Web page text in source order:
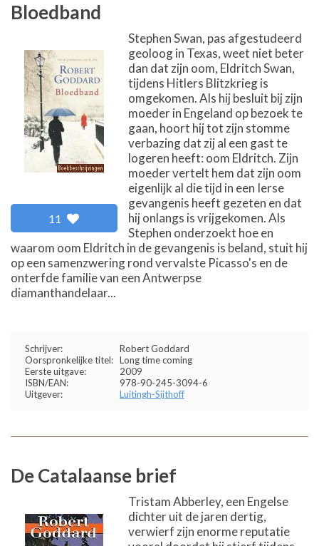
Bloedband
11
Stephen Swan, pas afgestudeerd
geoloog in Texas, weet niet beter
dan dat zijn oom, Eldritch Swan,
tijdens Hitlers Blitzkrieg is
omgekomen. Als hij besluit bij zijn
moeder in Engeland op bezoek te
gaan, hoort hij tot zijn stomme
verbazing dat zij al een gast te
logeren heeft: oom Eldritch. Zijn
moeder vertelt hem dat zijn oom
eigenlijk al die tijd in een Ierse
gevangenis heeft gezeten en dat
hij onlangs is vrijgekomen. Als
Stephen onderzoekt hoe en
waarom oom Eldritch in de gevangenis is beland, stuit hij
op een samenzwering rond vervalste Picasso's en de
onterfde familie van een Antwerpse
diamanthandelaar...
Schrijver:
Robert Goddard
Oorspronkelijke titel: Long time coming
Eerste uitgave:
2009
ISBN/EAN:
978-90-245-3094-6
Uitgever:
Luitingh-Sijthoff
De Catalaanse brief
Tristam Abberley, een Engelse
dichter uit de jaren dertig,
verwierf zijn enorme reputatie